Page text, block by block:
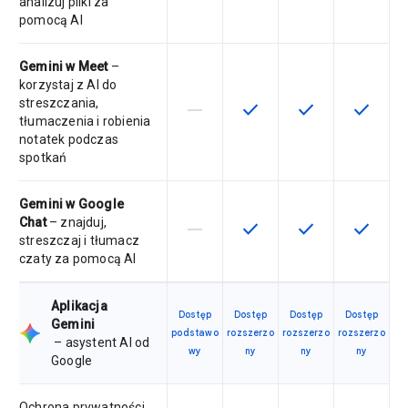
pomocą AI
Gemini w Meet–
korzystaj z AI do
streszczania,
tłumaczenia i robienia
notatek podczas
spotkań
Ta funkcja nie jest dostępna w
horizontal_rule Ta funkcja jest dostępna
check Ta funkcja jest
check Ta
check
Gemini w Google
Chat– znajduj,
streszczaj i tłumacz
czaty za pomocą AI
Ta funkcja nie jest dostępna w
horizontal_rule Ta funkcja jest dostępna
check Ta funkcja jest
check Ta
check
Aplikacja
Gemini
– asystent AI od
Google
Dostęp
podstawo
wy
Dostęp
rozszerzo
ny
Dostęp
rozszerzo
ny
Dostęp
rozszerzo
ny